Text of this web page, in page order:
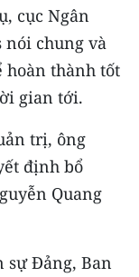
cục Ngân
nói chung và
hoàn thành tốt
gian tới.
trị, ông
định bổ
Quang
sự Đảng, Ban